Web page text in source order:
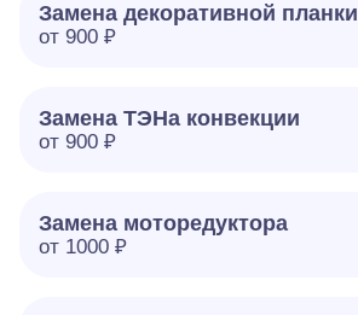
Замена декоративной планки
от 900 ₽
Замена ТЭНа конвекции
от 900 ₽
Замена моторедуктора
от 1000 ₽